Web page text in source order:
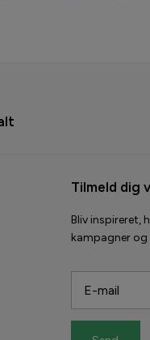
Tilmeld dig
Bliv inspireret,
kampagner og